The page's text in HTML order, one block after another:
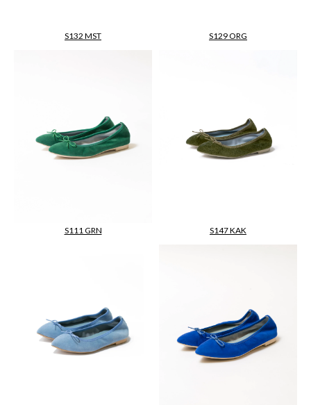
S132 MST S129 ORG
S111 GRN S147 KAK